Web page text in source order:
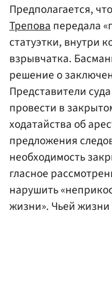
Предполагается,
Треповапередала
статуэтки, внутри
взрывчатка.
решение о
Представители
провести в
ходатайства об
предложения
необходимость
гласное
нарушить
жизни». Чьей жизни